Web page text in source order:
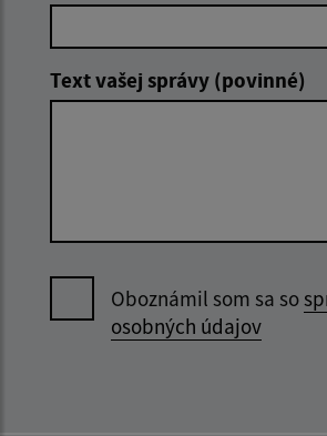
Text vašej správy (povinné)
Oboznámil som sa so
osobných údajov